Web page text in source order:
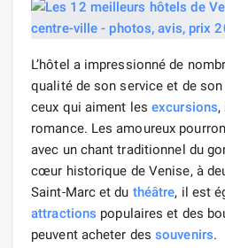
L’hôtel a impressionné de
qualité de son service et de
ceux qui aiment les excursions,
romance. Les amoureux
avec un chant traditionnel du
cœur historique de Venise, à
Saint-Marc et du théâtre, il est
attractions populaires et des
peuvent acheter des souvenirs.